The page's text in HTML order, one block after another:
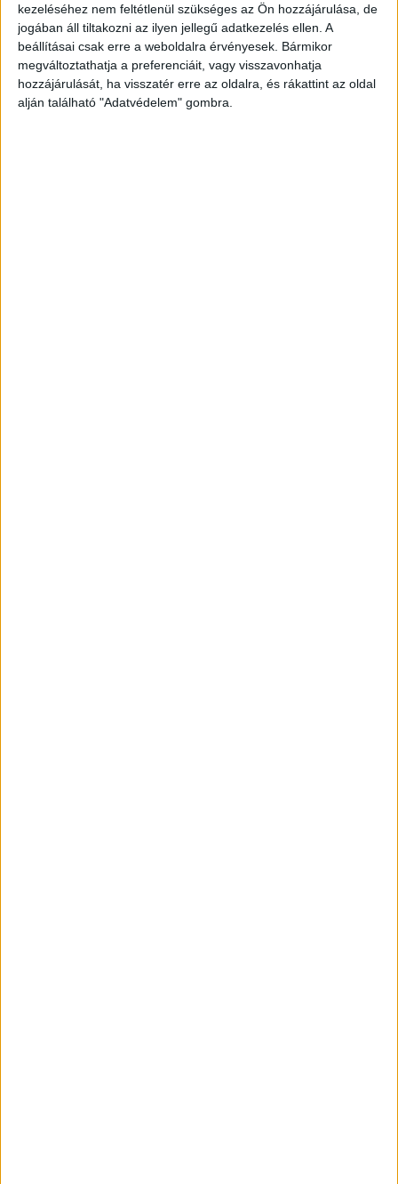
kezeléséhez nem feltétlenül szükséges az Ön hozzájárulása, de
jogában áll tiltakozni az ilyen jellegű adatkezelés ellen. A
beállításai csak erre a weboldalra érvényesek. Bármikor
megváltoztathatja a preferenciáit, vagy visszavonhatja
hozzájárulását, ha visszatér erre az oldalra, és rákattint az oldal
alján található "Adatvédelem" gombra.
tudásáramlás biztosítására, a kiadói szakma legjobb
gyakorlatainak hazai bemutatására, az ezzel kapcsolatos
workshop-ok, képzések szervezésére.